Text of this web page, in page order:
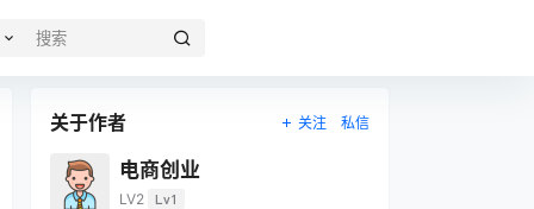
关于作者 关注 私信
电商创业
LV2 Lv1